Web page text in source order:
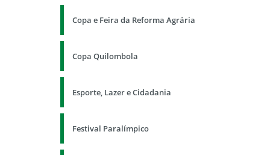
Copa e Feira da Reforma Agrária
Copa Quilombola
Esporte, Lazer e Cidadania
Festival Paralímpico